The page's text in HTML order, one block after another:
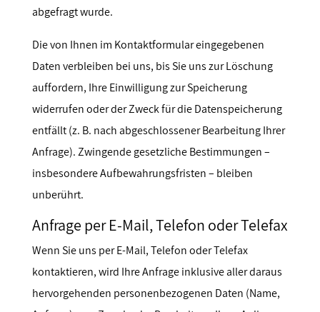
abgefragt wurde.
Die von Ihnen im Kontaktformular eingegebenen
Daten verbleiben bei uns, bis Sie uns zur Löschung
auffordern, Ihre Einwilligung zur Speicherung
widerrufen oder der Zweck für die Datenspeicherung
entfällt (z. B. nach abgeschlossener Bearbeitung Ihrer
Anfrage). Zwingende gesetzliche Bestimmungen –
insbesondere Aufbewahrungsfristen – bleiben
unberührt.
Anfrage per E-Mail, Telefon oder Telefax
Wenn Sie uns per E-Mail, Telefon oder Telefax
kontaktieren, wird Ihre Anfrage inklusive aller daraus
hervorgehenden personenbezogenen Daten (Name,